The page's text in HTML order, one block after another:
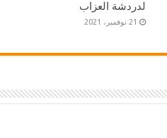
لدردشة العزاب
21 نوفمبر، 2021